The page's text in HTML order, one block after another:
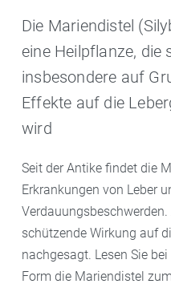
Die Mariendistel
eine Heilpflanze, die
insbesondere auf
Effekte auf die
wird
Seit der Antike findet die
Erkrankungen von Leber
schützende Wirkung auf
nachgesagt. Lesen Sie
Form die Mariendistel